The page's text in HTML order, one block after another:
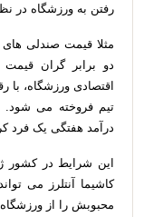
رفتن به ورزشگاه در
مثلا قیمت صندلی
دو برابر گران
اقتصادی ورزشگاه، با
تیم فروخته می شود.
درآمد هفتگی یک فرد
این شرایط در کشور
کاشیما آنتلرز می
محبوبش را از ورزشگاه